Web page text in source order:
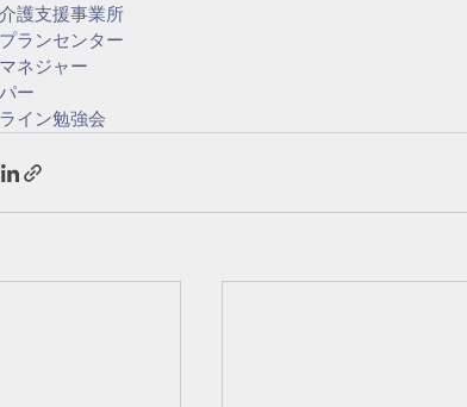
護支援事業所
ランセンター
ネジャー
ー
イン勉強会